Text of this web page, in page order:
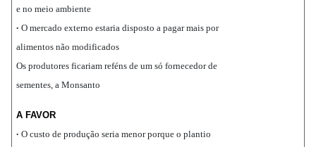
e no meio ambiente
• O mercado externo estaria disposto a pagar mais por
alimentos não modificados
Os produtores ficariam reféns de um só fornecedor de
sementes, a Monsanto
A FAVOR
• O custo de produção seria menor porque o plantio